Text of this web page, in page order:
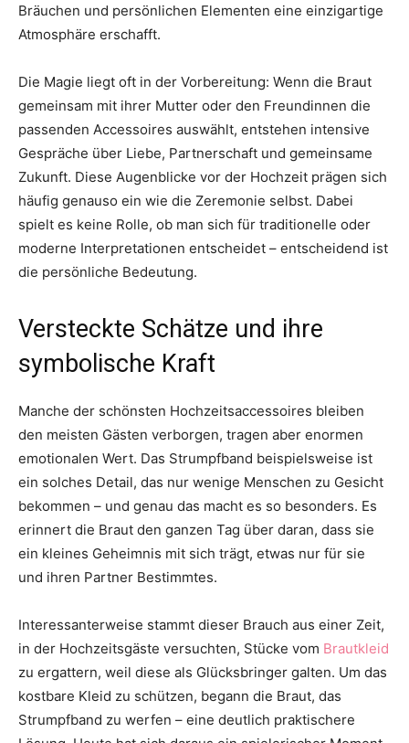
Bräuchen und persönlichen Elementen eine einzigartige
Atmosphäre erschafft.
Die Magie liegt oft in der Vorbereitung: Wenn die Braut
gemeinsam mit ihrer Mutter oder den Freundinnen die
passenden Accessoires auswählt, entstehen intensive
Gespräche über Liebe, Partnerschaft und gemeinsame
Zukunft. Diese Augenblicke vor der Hochzeit prägen sich
häufig genauso ein wie die Zeremonie selbst. Dabei
spielt es keine Rolle, ob man sich für traditionelle oder
moderne Interpretationen entscheidet – entscheidend ist
die persönliche Bedeutung.
Versteckte Schätze und ihre
symbolische Kraft
Manche der schönsten Hochzeitsaccessoires bleiben
den meisten Gästen verborgen, tragen aber enormen
emotionalen Wert. Das Strumpfband beispielsweise ist
ein solches Detail, das nur wenige Menschen zu Gesicht
bekommen – und genau das macht es so besonders. Es
erinnert die Braut den ganzen Tag über daran, dass sie
ein kleines Geheimnis mit sich trägt, etwas nur für sie
und ihren Partner Bestimmtes.
Interessanterweise stammt dieser Brauch aus einer Zeit,
in der Hochzeitsgäste versuchten, Stücke vom Brautkleid
zu ergattern, weil diese als Glücksbringer galten. Um das
kostbare Kleid zu schützen, begann die Braut, das
Strumpfband zu werfen – eine deutlich praktischere